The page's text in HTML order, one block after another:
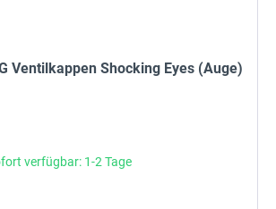
Ventilkappen Shocking Eyes (Auge)
verfügbar: 1-2 Tage